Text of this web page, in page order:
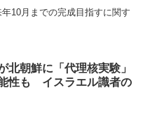
10月までの完成目指すに関す
北朝鮮に「代理核実験」
性も イスラエル識者の